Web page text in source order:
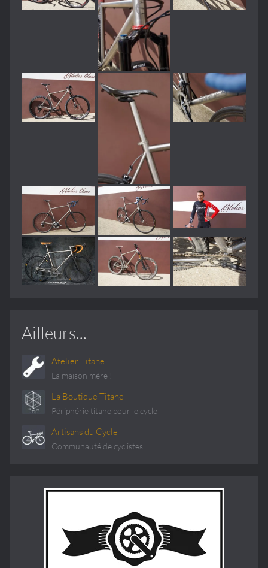
Ailleurs...
Atelier Titane
La maison mère !
La Boutique Titane
Périphérie titane pour le cycle
Artisans du Cycle
Communauté de cyclistes